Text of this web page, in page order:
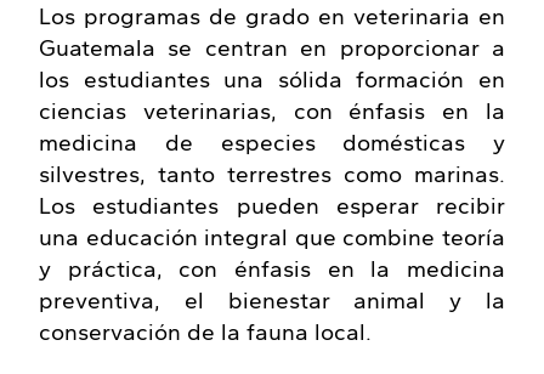
Los programas de grado en veterinaria en
Guatemala se centran en proporcionar a
los estudiantes una sólida formación en
ciencias veterinarias, con énfasis en la
medicina de especies domésticas y
silvestres, tanto terrestres como marinas.
Los estudiantes pueden esperar recibir
una educación integral que combine teoría
y práctica, con énfasis en la medicina
preventiva, el bienestar animal y la
conservación de la fauna local.